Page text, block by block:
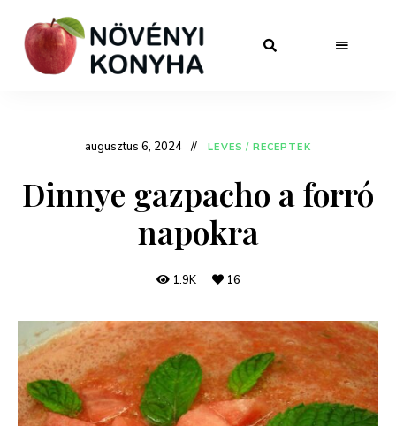
augusztus 6, 2024 LEVES / RECEPTEK
Dinnye gazpacho a forró
napokra
1.9K 16